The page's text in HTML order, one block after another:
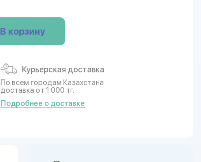
В корзину
Курьерская доставка
По всем городам Казахстана
доставка от 1 000 тг.
Подробнее о доставке